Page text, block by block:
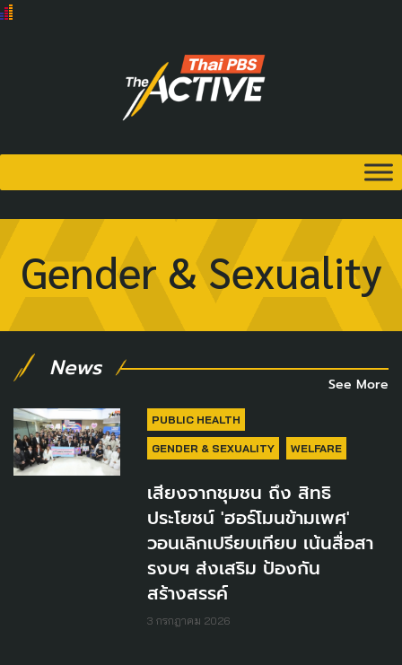
Gender & Sexuality
News
See More
PUBLIC HEALTH
GENDER & SEXUALITY WELFARE
เสียงจากชุมชน ถึง สิทธิ
ประโยชน์ 'ฮอร์โมนข้ามเพศ'
วอนเลิกเปรียบเทียบ เน้นสื่อสา
รงบฯ ส่งเสริม ป้องกัน
สร้างสรรค์
3 กรกฎาคม 2026